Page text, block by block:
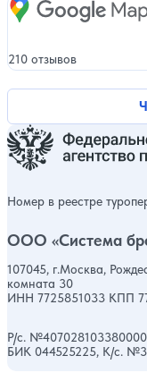
210 отзывов
Номер в реестре
ООО «Система
107045, г.Москва,
комната 30
ИНН 7725851033 КПП
Р/с.
БИК 044525225, К/с.